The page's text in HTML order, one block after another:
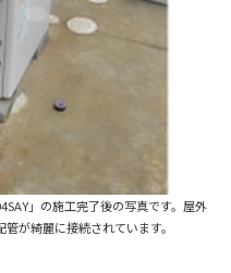
」の施工完了後の写真です。屋外
が綺麗に接続されています。